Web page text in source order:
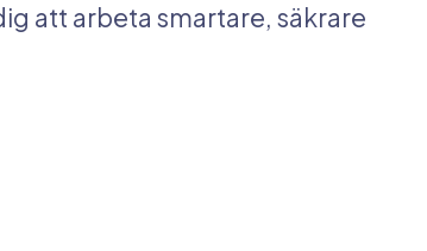
att arbeta smartare, säkrare